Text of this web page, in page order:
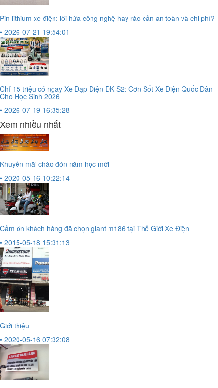
Pin lithium xe điện: lời hứa công nghệ hay rào cản an toàn và chi phí?
• 2026-07-21 19:54:01
Chỉ 15 triệu có ngay Xe Đạp Điện DK S2: Cơn Sốt Xe Điện Quốc Dân
Cho Học Sinh 2026
• 2026-07-19 16:35:28
Xem nhiều nhất
Khuyến mãi chào đón năm học mới
• 2020-05-16 10:22:14
Cảm ơn khách hàng đã chọn giant m186 tại Thế Giới Xe Điện
• 2015-05-18 15:31:13
Giới thiệu
• 2020-05-16 07:32:08